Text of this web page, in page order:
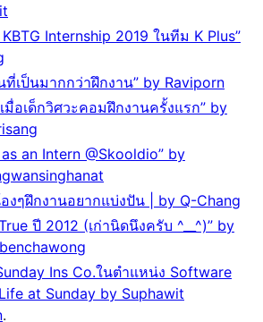
Internship 2019 ในทีม K Plus”
ที่เป็นมากกว่าฝึกงาน” by Raviporn
มื่อเด็กวิศวะคอมฝึกงานครั้งแรก” by
an Intern @Skooldio” by
งๆฝึกงานอยากแบ่งปัน | by Q-Chang
ปี 2012 (เก่านิดนึงครับ ^__^)” by
Ins Co.ในตำแหน่ง Software
at Sunday by Suphawit
.